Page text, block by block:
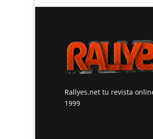
Rallyes.net tu revista
1999